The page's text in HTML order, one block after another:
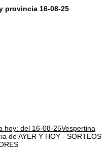
provincia 16-08-25
hoy: del 16-08-25Vespertina
de AYER Y HOY - SORTEOS